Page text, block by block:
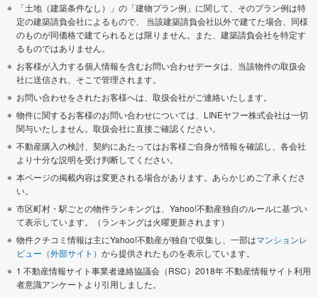
「土地（建築条件なし）」の「建物プラン例」に関して、そのプラン例は特
定の建築請負会社によるもので、 当該建築請負会社以外で建てた場合、同様
のものが同価格で建てられるとは限りません。また、建築請負会社を特定す
るものではありません。
お客様が入力する個人情報を含むお問い合わせデータは、当該物件の取扱会
社に送信され、そこで管理されます。
お問い合わせをされたお客様へは、取扱会社がご連絡いたします。
物件に関するお客様のお問い合わせについては、LINEヤフー株式会社は一切
関与いたしません。取扱会社に直接ご確認ください。
不動産購入の検討、契約にあたってはお客様ご自身が情報を確認し、各会社
より十分な説明を受け判断してください。
本ページの掲載内容は変更される場合があります。あらかじめご了承くださ
い。
市区町村・駅ごとの物件ランキングは、Yahoo!不動産独自のルールに基づい
て表示しています。（ランキングは火曜更新されます）
物件クチコミ情報は主にYahoo!不動産が独自で収集し、一部はマンションレ
ビュー（外部サイト） から提供されたものを表示しています。
1 不動産情報サイト事業者連絡協議会（RSC）2018年 不動産情報サイト利用
者意識アンケートより引用しました。